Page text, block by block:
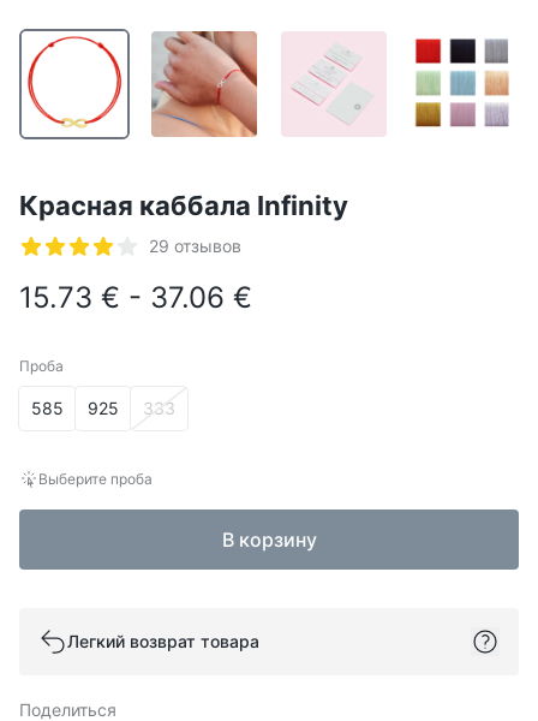
Красная каббала Infinity
Отзывы
29 отзывов
15.73 € - 37.06 €
Проба
Проба
585 925 333
Выберите проба
В корзину
Легкий возврат товара
Поделиться